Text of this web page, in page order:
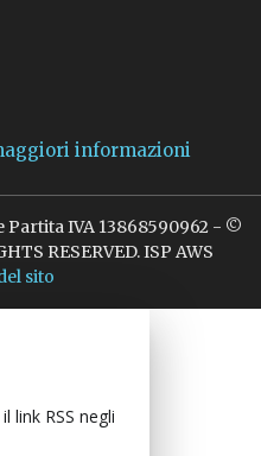
informazioni
IVA 13868590962 - ©
RESERVED. ISP AWS
sito
link RSS negli